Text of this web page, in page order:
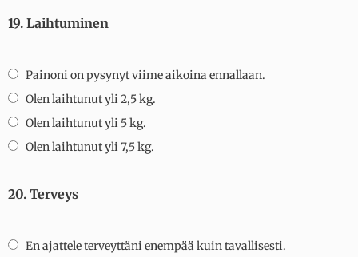
19. Laihtuminen
Painoni on pysynyt viime aikoina ennallaan.
Olen laihtunut yli 2,5 kg.
Olen laihtunut yli 5 kg.
Olen laihtunut yli 7,5 kg.
20. Terveys
En ajattele terveyttäni enempää kuin tavallisesti.